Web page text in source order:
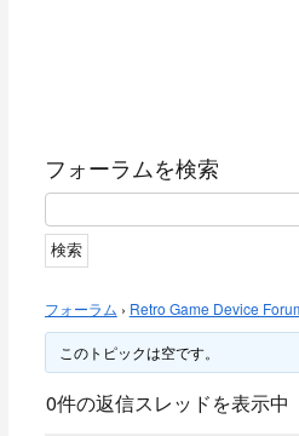
フォーラムを検索
フォーラム › Retro Game Device
このトピックは空です。
0件の返信スレッドを表示中